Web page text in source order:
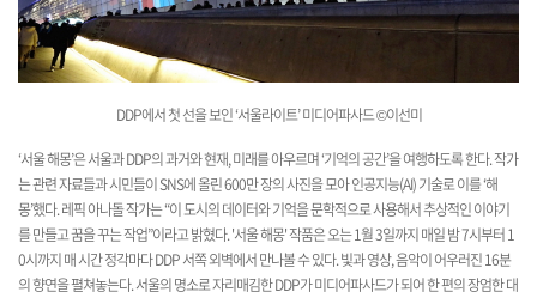
DDP에서 첫 선을 보인 ‘서울라이트’ 미디어파사드 ©이선미
‘서울 해몽’은 서울과 DDP의 과거와 현재, 미래를 아우르며 ‘기억의 공간’을 여행하도록 한다. 작가
는 관련 자료들과 시민들이 SNS에 올린 600만 장의 사진을 모아 인공지능(AI) 기술로 이를 ‘해
몽’했다.레픽 아나돌작가는“이 도시의 데이터와 기억을 문학적으로 사용해서 추상적인 이야기
를 만들고 꿈을 꾸는 작업”이라고 밝혔다. '서울 해몽' 작품은 오는 1월 3일까지 매일 밤 7시부터 1
0시까지 매 시간 정각마다 DDP 서쪽 외벽에서 만나볼 수 있다. 빛과 영상, 음악이 어우러진 16분
의 향연을 펼쳐놓는다. 서울의 명소로 자리매김한 DDP가 미디어파사드가 되어 한 편의 장엄한 대